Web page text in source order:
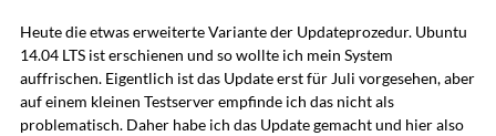
Heute die etwas erweiterte Variante der Updateprozedur. Ubuntu
14.04 LTS ist erschienen und so wollte ich mein System
auffrischen. Eigentlich ist das Update erst für Juli vorgesehen, aber
auf einem kleinen Testserver empfinde ich das nicht als
problematisch. Daher habe ich das Update gemacht und hier also